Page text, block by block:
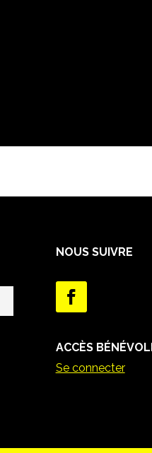
NOUS SUIVRE
ACCÈS
Se connecter